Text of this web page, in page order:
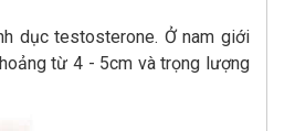
dục testosterone. Ở nam giới
từ 4 - 5cm và trọng lượng